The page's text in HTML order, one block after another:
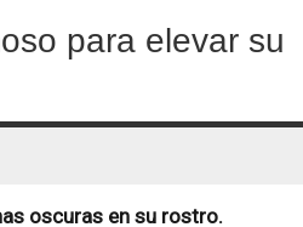
para elevar su
oscuras en su rostro.